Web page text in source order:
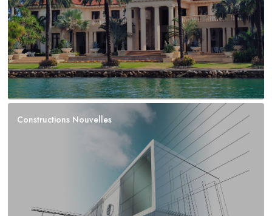
Constructions Nouvelles